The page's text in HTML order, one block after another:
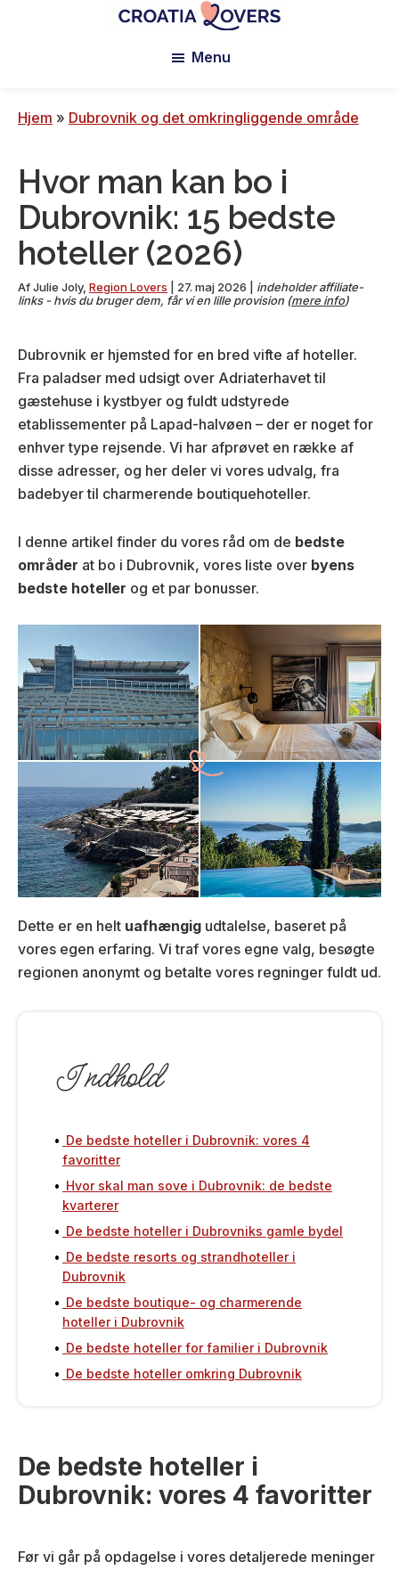
sens
-
blog
de
et
Menu
Hjem » Dubrovnik og det omkringliggende område
Hvor man kan bo i
Dubrovnik: 15 bedste
hoteller (2026)
AfJulie Joly, Region Lovers 27. maj 2026
indeholder affiliate-
links - hvis du bruger dem, får vi en lille provision (mere info)
Dubrovnik er hjemsted for en bred vifte af hoteller.
Fra paladser med udsigt over Adriaterhavet til
gæstehuse i kystbyer og fuldt udstyrede
etablissementer på Lapad-halvøen – der er noget for
enhver type rejsende. Vi har afprøvet en række af
disse adresser, og her deler vi vores udvalg, fra
badebyer til charmerende boutiquehoteller.
I denne artikel finder du vores råd om de bedste
områder at bo i Dubrovnik, vores liste over byens
bedste hoteller og et par bonusser.
Dette er en helt uafhængig udtalelse, baseret på
vores egen erfaring. Vi traf vores egne valg, besøgte
regionen anonymt og betalte vores regninger fuldt ud.
Indhold
De bedste hoteller i Dubrovnik: vores 4
favoritter
Hvor skal man sove i Dubrovnik: de bedste
kvarterer
De bedste hoteller i Dubrovniks gamle bydel
De bedste resorts og strandhoteller i
Dubrovnik
De bedste boutique- og charmerende
hoteller i Dubrovnik
De bedste hoteller for familier i Dubrovnik
De bedste hoteller omkring Dubrovnik
De bedste hoteller i
Dubrovnik: vores 4 favoritter
Før vi går på opdagelse i vores detaljerede meninger